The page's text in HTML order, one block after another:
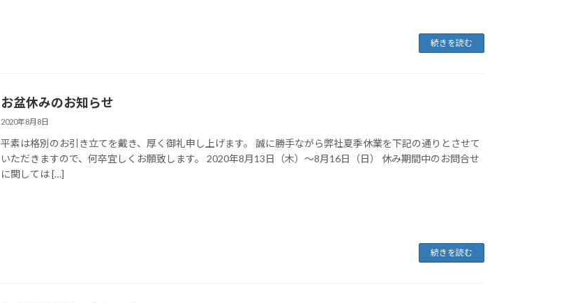
続きを読む
お盆休みのお知らせ
2020年8月8日
平素は格別のお引き立てを戴き、厚く御礼申し上げます。 誠に勝手ながら弊社夏季休業を下記の通りとさせて
いただきますので、何卒宜しくお願致します。 2020年8月13日（木）～8月16日（日） 休み期間中のお問合せ
に関しては […]
続きを読む